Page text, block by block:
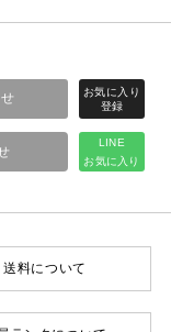
LINE
お気に入り
送料について